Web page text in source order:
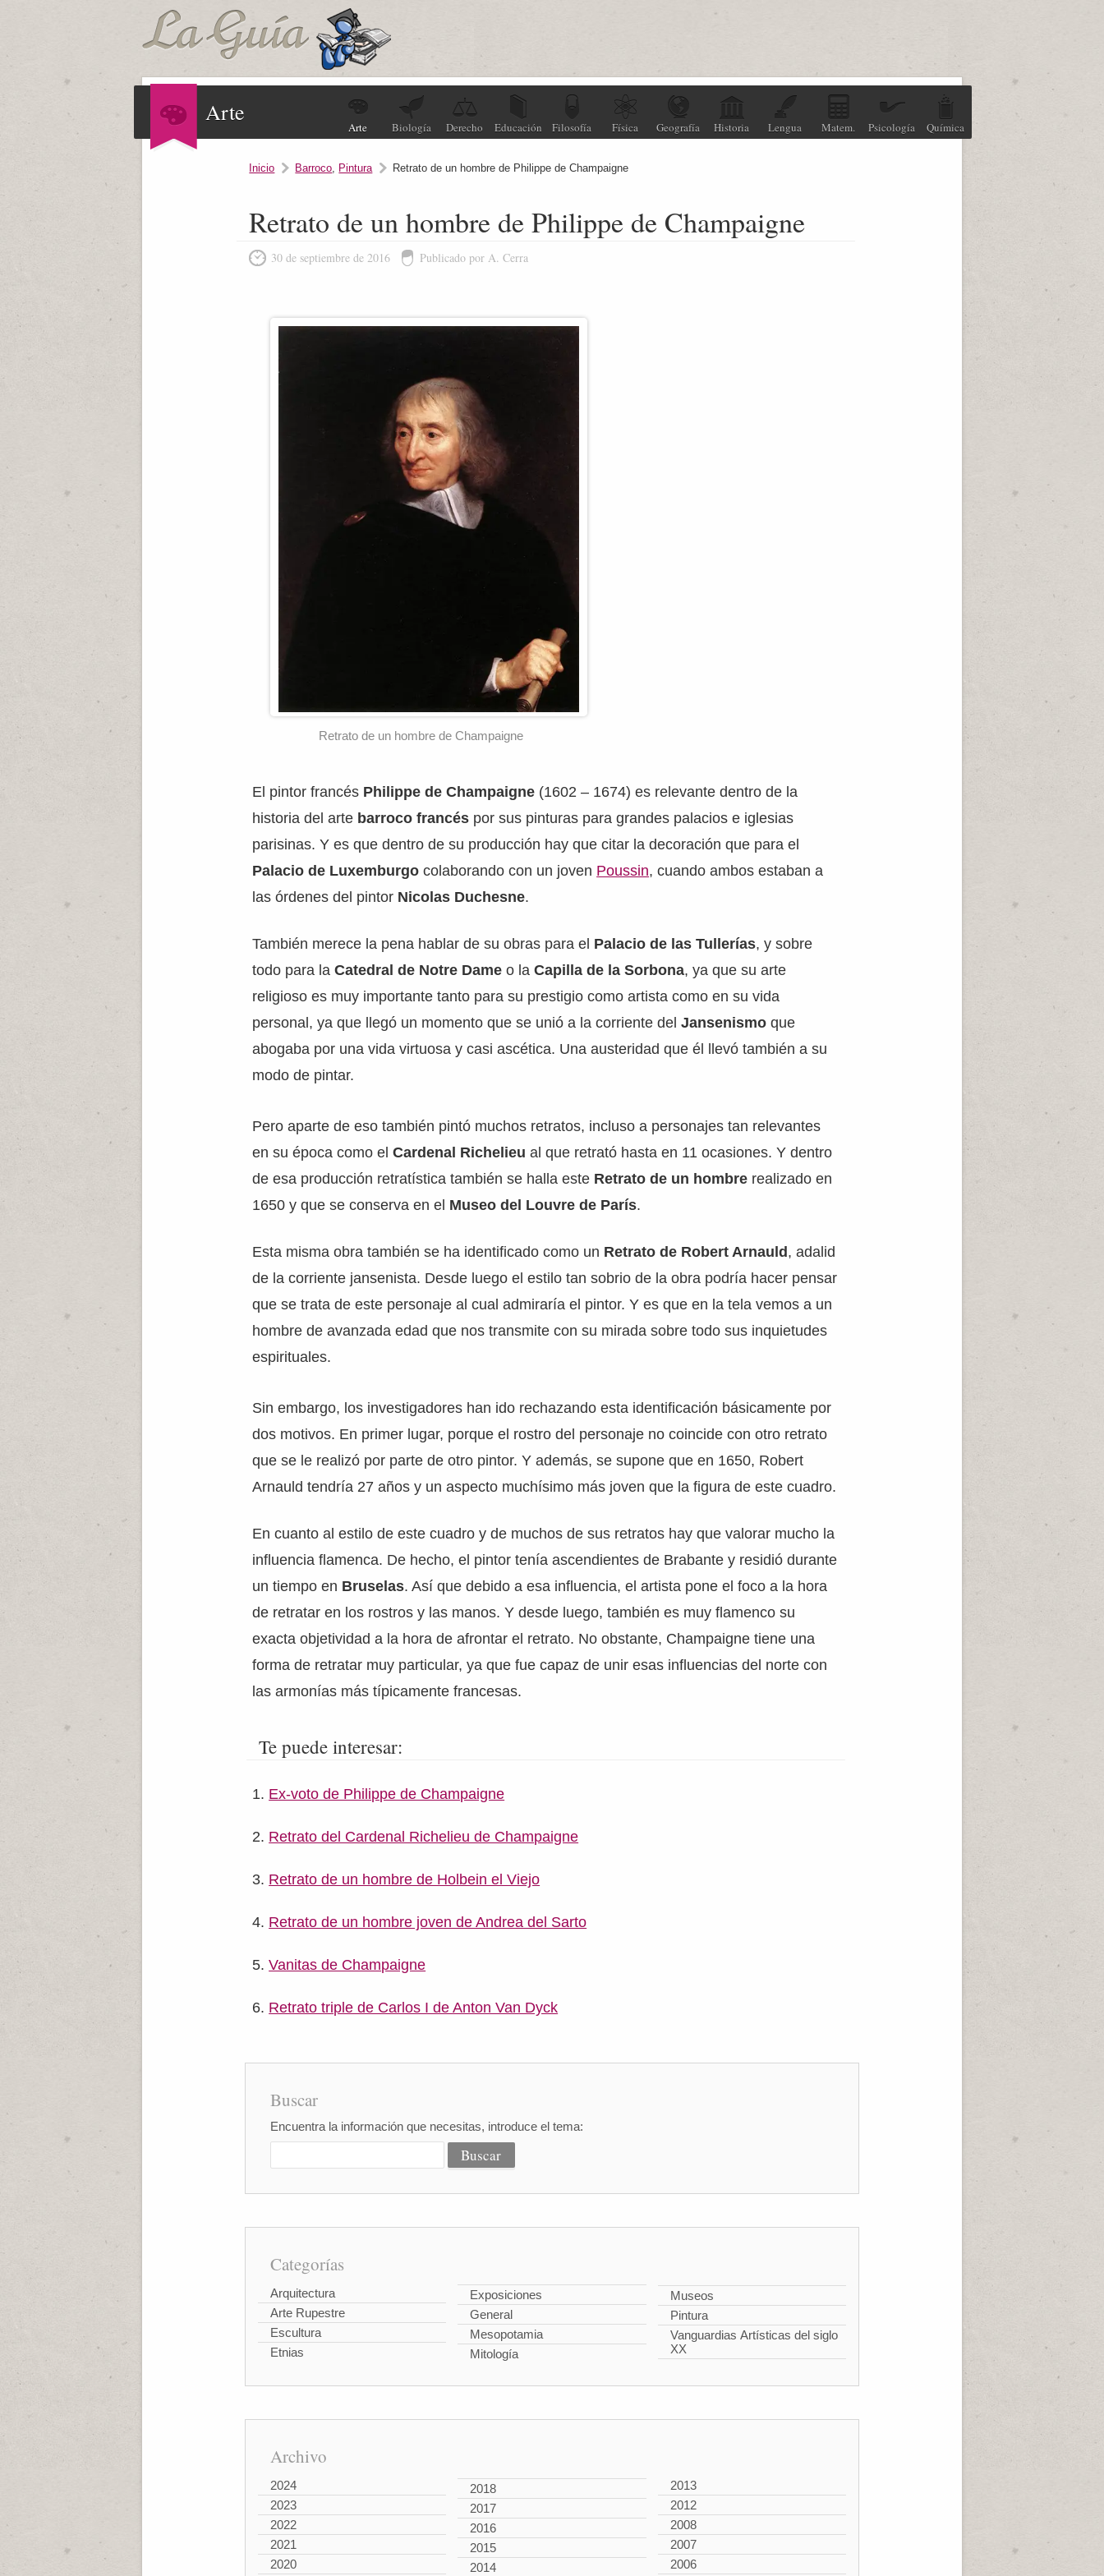
Arte
Arte Biología Derecho Educación Filosofía Física Geografía Historia Lengua Matem. Psicología Química
Inicio Barroco, Pintura Retrato de un hombre de Philippe de Champaigne
Retrato de un hombre de Philippe de Champaigne
30 de septiembre de 2016 Publicado por A. Cerra
Retrato de un hombre de Champaigne
El pintor francés Philippe de Champaigne (1602 – 1674) es relevante dentro de la
historia del arte barroco francés por sus pinturas para grandes palacios e iglesias
parisinas. Y es que dentro de su producción hay que citar la decoración que para el
Palacio de Luxemburgo colaborando con un joven Poussin, cuando ambos estaban a
las órdenes del pintor Nicolas Duchesne.
También merece la pena hablar de su obras para el Palacio de las Tullerías, y sobre
todo para laCatedral de Notre Dame o laCapilla de la Sorbona, ya que su arte
religioso es muy importante tanto para su prestigio como artista como en su vida
personal, ya que llegó un momento que se unió a la corriente delJansenismo que
abogaba por una vida virtuosa y casi ascética. Una austeridad que él llevó también a su
modo de pintar.
Pero aparte de eso también pintó muchos retratos, incluso a personajes tan relevantes
en su época como elCardenal Richelieu al que retrató hasta en 11 ocasiones. Y dentro
de esa producción retratística también se halla este Retrato de un hombre realizado en
1650 y que se conserva en el Museo del Louvre de París.
Esta misma obra también se ha identificado como un Retrato de Robert Arnauld , adalid
de la corriente jansenista. Desde luego el estilo tan sobrio de la obra podría hacer pensar
que se trata de este personaje al cual admiraría el pintor. Y es que en la tela vemos a un
hombre de avanzada edad que nos transmite con su mirada sobre todo sus inquietudes
espirituales.
Sin embargo, los investigadores han ido rechazando esta identificación básicamente por
dos motivos. En primer lugar, porque el rostro del personaje no coincide con otro retrato
que se le realizó por parte de otro pintor. Y además, se supone que en 1650, Robert
Arnauld tendría 27 años y un aspecto muchísimo más joven que la figura de este cuadro.
En cuanto al estilo de este cuadro y de muchos de sus retratos hay que valorar mucho la
influencia flamenca. De hecho, el pintor tenía ascendientes de Brabante y residió durante
un tiempo en Bruselas. Así que debido a esa influencia, el artista pone el foco a la hora
de retratar en los rostros y las manos. Y desde luego, también es muy flamenco su
exacta objetividad a la hora de afrontar el retrato. No obstante, Champaigne tiene una
forma de retratar muy particular, ya que fue capaz de unir esas influencias del norte con
las armonías más típicamente francesas.
Te puede interesar:
Ex-voto de Philippe de Champaigne
Retrato del Cardenal Richelieu de Champaigne
Retrato de un hombre de Holbein el Viejo
Retrato de un hombre joven de Andrea del Sarto
Vanitas de Champaigne
Retrato triple de Carlos I de Anton Van Dyck
Buscar
Encuentra la información que necesitas, introduce el tema:
Categorías
Arquitectura
Arte Rupestre
Escultura
Etnias
Exposiciones
General
Mesopotamia
Mitología
Museos
Pintura
Vanguardias Artísticas del siglo
XX
Archivo
2024
2023
2022
2021
2020
2018
2017
2016
2015
2014
2013
2012
2008
2007
2006